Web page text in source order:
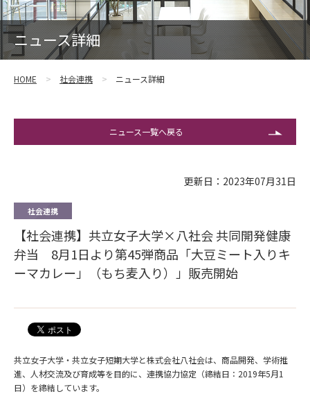
ニュース詳細
HOME 社会連携 ニュース詳細
ニュース一覧へ戻る
更新日：2023年07月31日
社会連携
【社会連携】共立女子大学×八社会 共同開発健康
弁当 8月1日より第45弾商品「大豆ミート入りキ
ーマカレー」（もち麦入り）」販売開始
共立女子大学・共立女子短期大学と株式会社八社会は、商品開発、学術推
進、人材交流及び育成等を目的に、連携協力協定（締結日：2019年5月1
日）を締結しています。